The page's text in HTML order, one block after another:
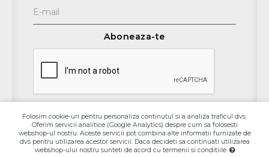
Aboneaza-te
Contact
Folosim cookie-uri pentru personaliza continutul si a analiza traficul dvs.
Oferim servicii analitice (Google Analytics) despre cum sa folosesti
webshop-ul nostru. Aceste servicii pot combina alte informatii furnizate de
dvs pentru utilizarea acestor servicii. Daca decideti sa continuati utilizarea
webshop-ului nostru sunteti de acord cu termenii si conditiile.